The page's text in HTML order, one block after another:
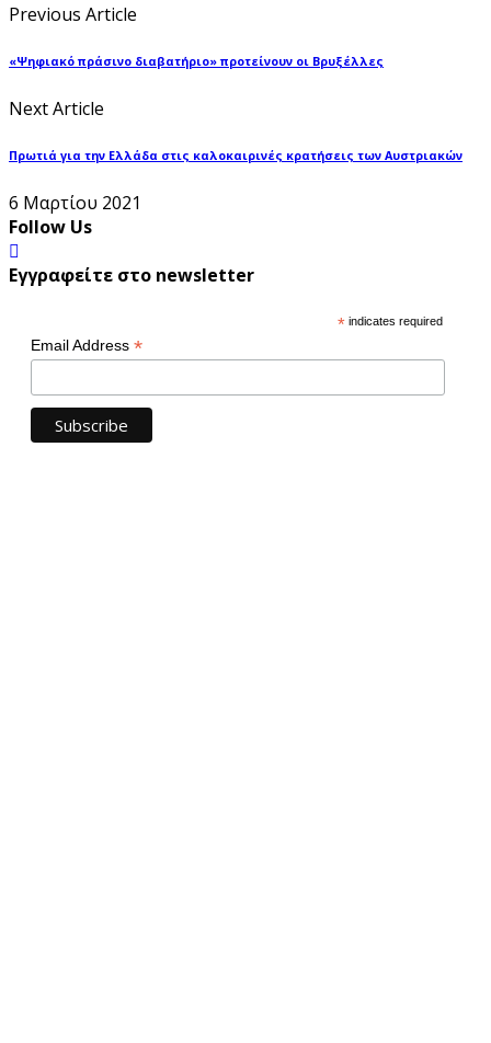
Previous Article
«Ψηφιακό πράσινο διαβατήριο» προτείνουν οι Βρυξέλλες
Next Article
Πρωτιά για την Ελλάδα στις καλοκαιρινές κρατήσεις των Αυστριακών
6 Μαρτίου 2021
Follow Us
Εγγραφείτε στο newsletter
* indicates required
Email Address *